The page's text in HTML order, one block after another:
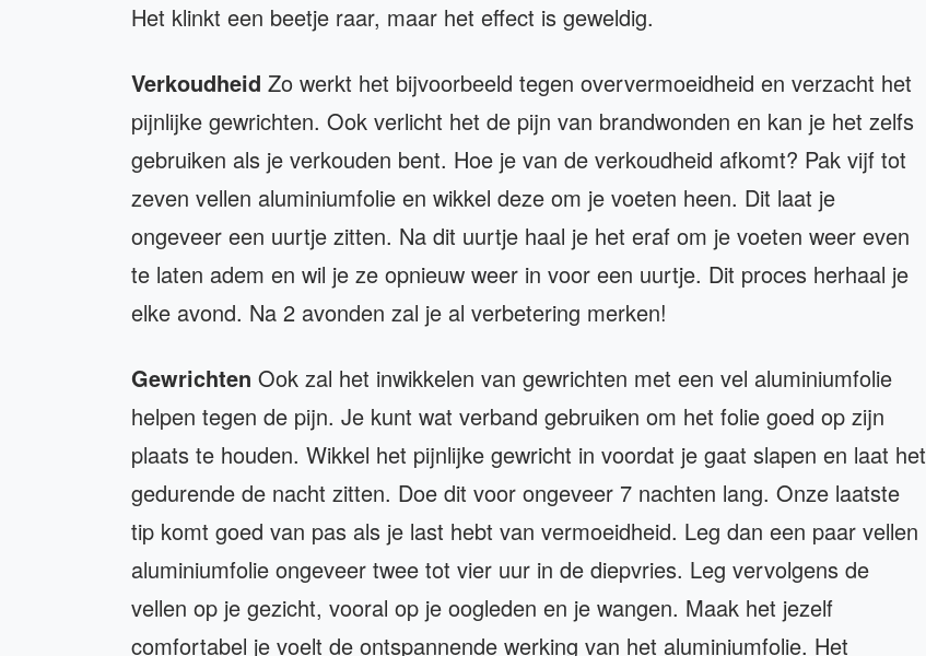
Het klinkt een beetje raar, maar het effect is geweldig.
Verkoudheid Zo werkt het bijvoorbeeld tegen oververmoeidheid en verzacht het
pijnlijke gewrichten. Ook verlicht het de pijn van brandwonden en kan je het zelfs
gebruiken als je verkouden bent. Hoe je van de verkoudheid afkomt? Pak vijf tot
zeven vellen aluminiumfolie en wikkel deze om je voeten heen. Dit laat je
ongeveer een uurtje zitten. Na dit uurtje haal je het eraf om je voeten weer even
te laten adem en wil je ze opnieuw weer in voor een uurtje. Dit proces herhaal je
elke avond. Na 2 avonden zal je al verbetering merken!
Gewrichten Ook zal het inwikkelen van gewrichten met een vel aluminiumfolie
helpen tegen de pijn. Je kunt wat verband gebruiken om het folie goed op zijn
plaats te houden. Wikkel het pijnlijke gewricht in voordat je gaat slapen en laat het
gedurende de nacht zitten. Doe dit voor ongeveer 7 nachten lang. Onze laatste
tip komt goed van pas als je last hebt van vermoeidheid. Leg dan een paar vellen
aluminiumfolie ongeveer twee tot vier uur in de diepvries. Leg vervolgens de
vellen op je gezicht, vooral op je oogleden en je wangen. Maak het jezelf
comfortabel je voelt de ontspannende werking van het aluminiumfolie. Het